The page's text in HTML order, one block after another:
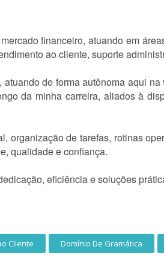
financeiro, atuando em
ao cliente, suporte
de forma autônoma aqui
da minha carreira, aliados à
organização de tarefas, rotinas
qualidade e confiança.
eficiência e soluções
Cliente Domínio De Gramática